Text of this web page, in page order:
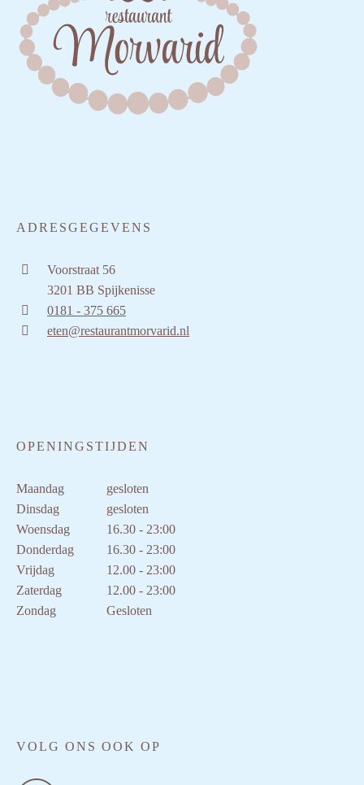
ADRESGEGEVENS
Voorstraat 56
3201 BB Spijkenisse
0181 - 375 665
eten@restaurantmorvarid.nl
OPENINGSTIJDEN
Maandag
gesloten
Dinsdag
gesloten
Woensdag
16.30 - 23:00
Donderdag
16.30 - 23:00
Vrijdag
12.00 - 23:00
Zaterdag
12.00 - 23:00
Zondag
Gesloten
VOLG ONS OOK OP